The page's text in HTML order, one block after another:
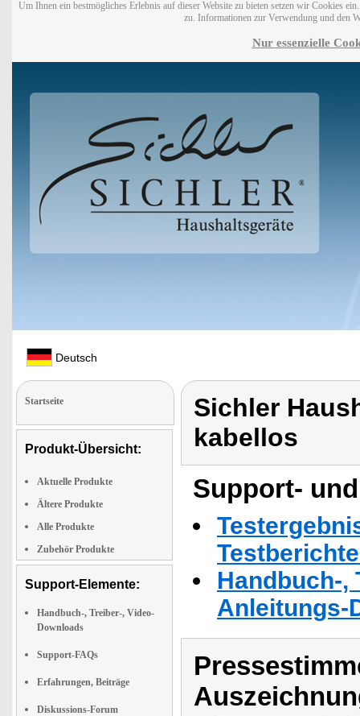
Um Ihnen ein bestmögliches Erlebnis auf dieser Website zu bieten setzen wir Cookies
zu. Informationen zur Verwendung und den
Nur essenzielle
Deutsch
Startseite
Produkt-Übersicht:
Aktuelle Produkte
Ältere Produkte
Alle Produkte
Zubehör Produkte
Support-Elemente:
Handbuch-, Treiber-, Video-
Downloads
Support-FAQs
Erfahrungen, Beiträge
Diskussions-Forum
Sichler
kabellos
Support-
Handbuch-,
Anleitungs-